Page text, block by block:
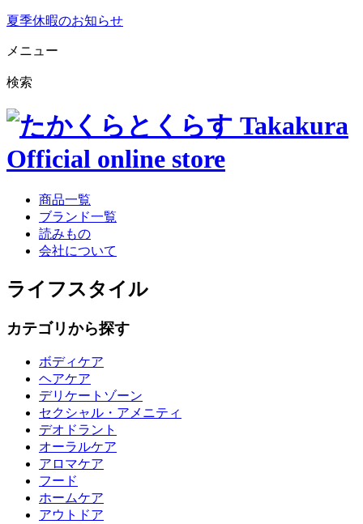
夏季休暇のお知らせ
メニュー
検索
商品一覧
ブランド一覧
読みもの
会社について
ライフスタイル
カテゴリから探す
ボディケア
ヘアケア
デリケートゾーン
セクシャル・アメニティ
デオドラント
オーラルケア
アロマケア
フード
ホームケア
アウトドア